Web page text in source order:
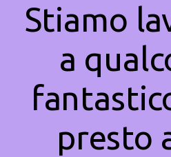
Stiamo
a
presto